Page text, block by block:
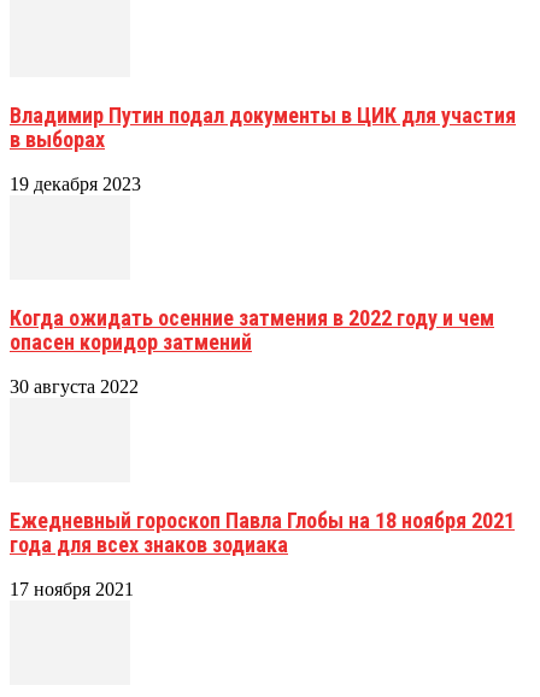
Владимир Путин подал документы в ЦИК для участия
в выборах
19 декабря 2023
Когда ожидать осенние затмения в 2022 году и чем
опасен коридор затмений
30 августа 2022
Ежедневный гороскоп Павла Глобы на 18 ноября 2021
года для всех знаков зодиака
17 ноября 2021